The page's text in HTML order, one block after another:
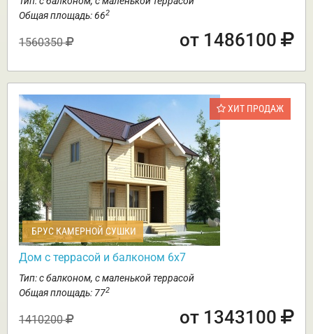
Общая площадь: 662
1560350 от 1486100
ХИТ ПРОДАЖ
БРУС КАМЕРНОЙ СУШКИ
Дом с террасой и балконом 6х7
Тип: с балконом, с маленькой террасой
Общая площадь: 772
1410200 от 1343100